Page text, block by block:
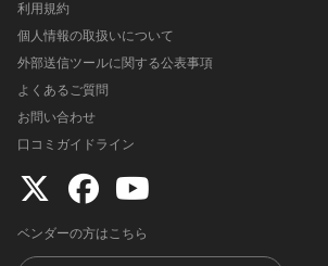
利用規約
個人情報の取扱いについて
外部送信ツールに関する公表事項
よくあるご質問
お問い合わせ
口コミガイドライン
ベンダーの方はこちら